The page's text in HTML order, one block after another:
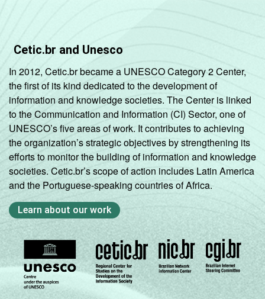
Cetic.br and Unesco
In 2012, Cetic.br became a UNESCO Category 2 Center,
the first of its kind dedicated to the development of
information and knowledge societies. The Center is linked
to the Communication and Information (CI) Sector, one of
UNESCO’s five areas of work. It contributes to achieving
the organization’s strategic objectives by strengthening its
efforts to monitor the building of information and knowledge
societies. Cetic.br’s scope of action includes Latin America
and the Portuguese-speaking countries of Africa.
Learn about our work